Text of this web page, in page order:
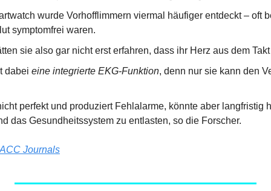
wurde Vorhofflimmern viermal häufiger entdeckt – oft
symptomfrei waren.
sie also gar nicht erst erfahren, dass ihr Herz aus dem
dabei eine integrierte EKG-Funktion, denn nur sie kann den
perfekt und produziert Fehlalarme, könnte aber langfristig
das Gesundheitssystem zu entlasten, so die Forscher.
Journals